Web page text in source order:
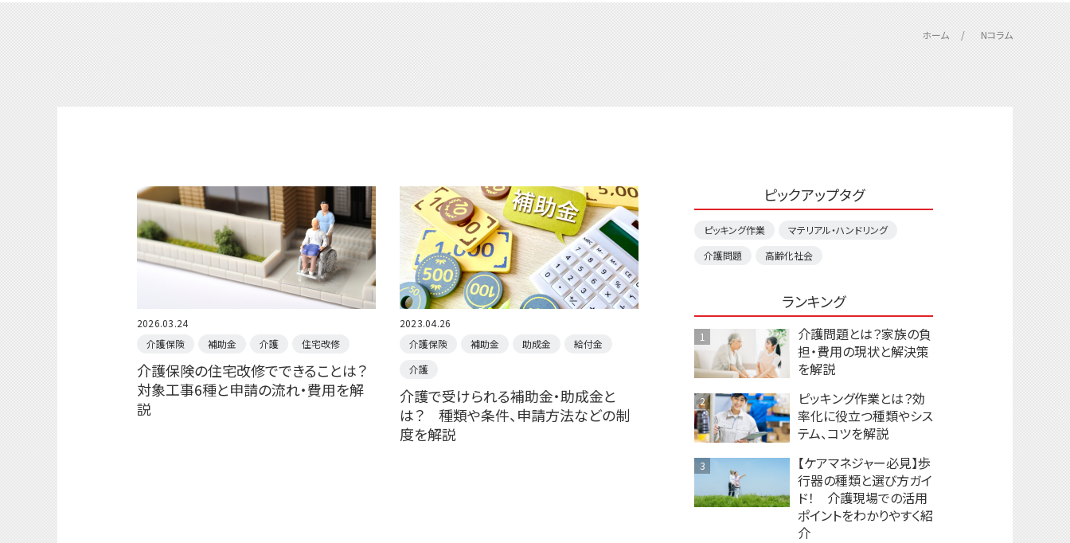
ホーム Nコラム
2026.03.24
介護保険
補助金 介護 住宅改修
介護保険の住宅改修でできることは？
対象工事6種と申請の流れ・費用を解
説
2023.04.26
介護保険
補助金 助成金
給付金
介護
介護で受けられる補助金・助成金と
は？ 種類や条件、申請方法などの制
度を解説
ピックアップタグ
ピッキング作業
マテリアル・ハンドリング
介護問題
高齢化社会
ランキング
1
介護問題とは？家族の負
担・費用の現状と解決策
を解説
2
ピッキング作業とは？効
率化に役立つ種類やシス
テム、コツを解説
3
【ケアマネジャー必見】歩
行器の種類と選び方ガイ
ド！ 介護現場での活用
ポイントをわかりやすく紹
介